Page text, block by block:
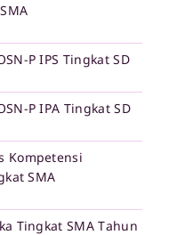
P IPS Tingkat SD
P IPA Tingkat SD
Kompetensi
SMA
Tingkat SMA Tahun